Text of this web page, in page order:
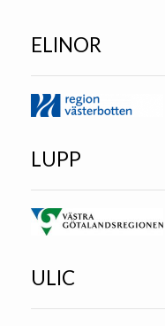
ELINOR
LUPP
ULIC